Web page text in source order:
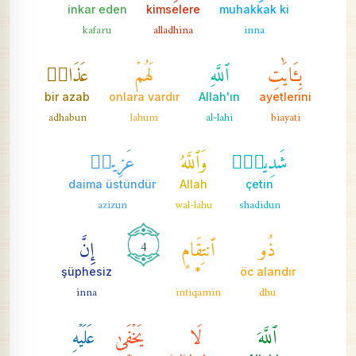
muhakkak ki
inna
kimselere
alladhina
inkar eden
kafaru
بِـَٔايَٰتِ
ayetlerini
biayati
ٱللَّهِ
Allah'ın
al-lahi
لَهُمۡ
onlara vardır
lahum
عَذَابٞ
bir azab
adhabun
شَدِيدٞۗ
çetin
shadidun
وَٱللَّهُ
Allah
wal-lahu
عَزِيزٞ
daima üstündür
azizun
ذُو
öc alandır
dhu
ٱنتِقَامٍ
*
intiqamin
4 إِنَّ
şüphesiz
inna
ٱللَّهَ لَا يَخۡفَىٰ عَلَيۡهِ